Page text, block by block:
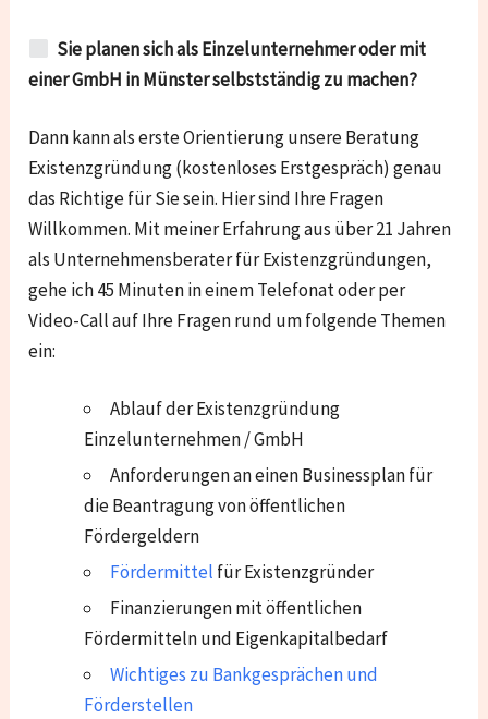
Sie planen sich als Einzelunternehmer oder mit
einer GmbH in Münster selbstständig zu machen?
Dann kann als erste Orientierung unsere Beratung
Existenzgründung (kostenloses Erstgespräch) genau
das Richtige für Sie sein. Hier sind Ihre Fragen
Willkommen. Mit meiner Erfahrung aus über 21 Jahren
als Unternehmensberater für Existenzgründungen,
gehe ich 45 Minuten in einem Telefonat oder per
Video-Call auf Ihre Fragen rund um folgende Themen
ein:
Ablauf der Existenzgründung
Einzelunternehmen / GmbH
Anforderungen an einen Businessplan für
die Beantragung von öffentlichen
Fördergeldern
Fördermittel für Existenzgründer
Finanzierungen mit öffentlichen
Fördermitteln und Eigenkapitalbedarf
Wichtiges zu Bankgesprächen und
Förderstellen